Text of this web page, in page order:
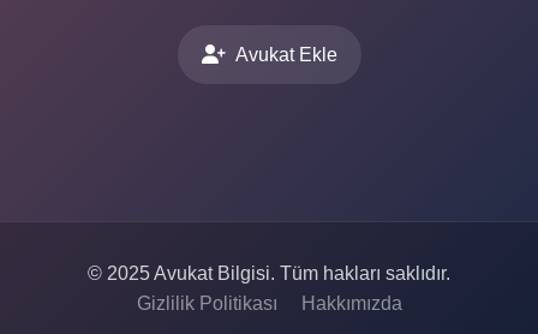
Avukat Ekle
© 2025 Avukat Bilgisi. Tüm hakları saklıdır.
Gizlilik Politikası
Hakkımızda